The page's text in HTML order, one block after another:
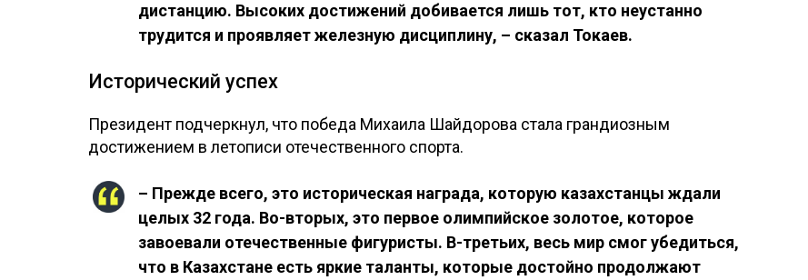
дистанцию. Высоких достижений добивается лишь тот, кто неустанно
трудится и проявляет железную дисциплину, – сказал Токаев.
Исторический успех
Президент подчеркнул, что победа Михаила Шайдорова стала грандиозным
достижением в летописи отечественного спорта.
– Прежде всего, это историческая награда, которую казахстанцы ждали
целых 32 года. Во-вторых, это первое олимпийское золотое, которое
завоевали отечественные фигуристы. В-третьих, весь мир смог убедиться,
что в Казахстане есть яркие таланты, которые достойно продолжают